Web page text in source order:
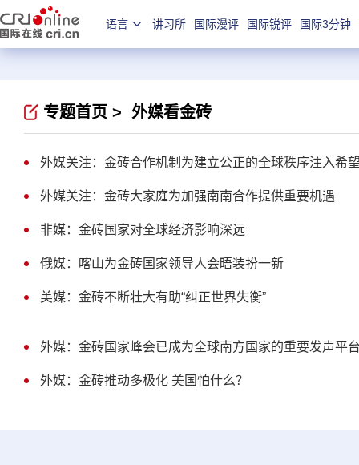
语言 讲习所 国际漫评 国际锐评 国际3分钟
专题首页 > 外媒看金砖
外媒关注：金砖合作机制为建立公正的全球秩序注入希
外媒关注：金砖大家庭为加强南南合作提供重要机遇
非媒：金砖国家对全球经济影响深远
俄媒：喀山为金砖国家领导人会晤装扮一新
美媒：金砖不断壮大有助“纠正世界失衡”
外媒：金砖国家峰会已成为全球南方国家的重要发声平
外媒：金砖推动多极化 美国怕什么？